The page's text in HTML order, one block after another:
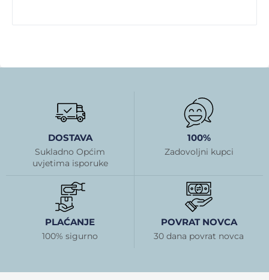
DOSTAVA
Sukladno Općim
uvjetima isporuke
100%
Zadovoljni kupci
PLAĆANJE
100% sigurno
POVRAT NOVCA
30 dana povrat novca